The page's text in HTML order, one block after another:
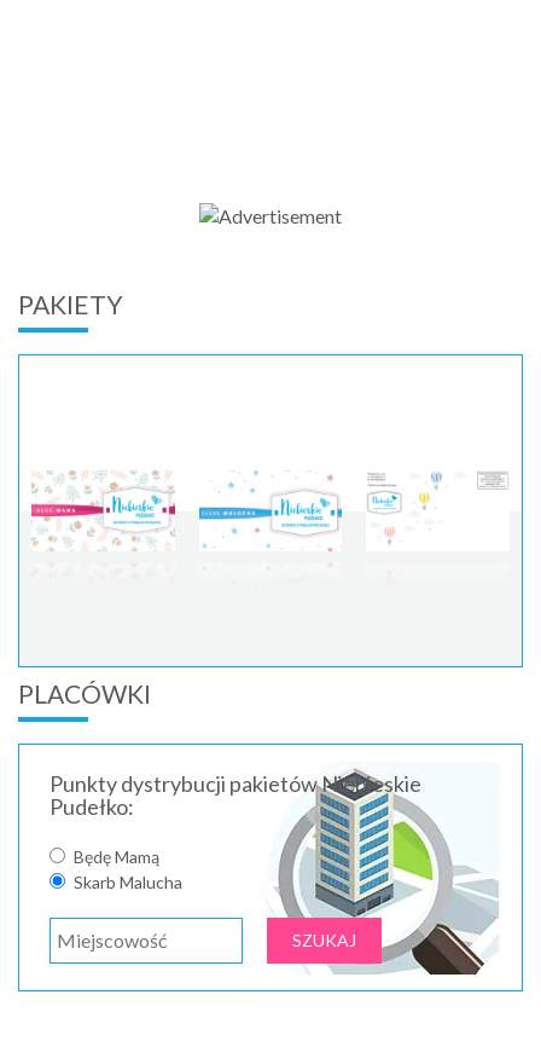
PAKIETY
PLACÓWKI
Punkty dystrybucji pakietów Niebieskie
Pudełko:
Będę Mamą
Skarb Malucha